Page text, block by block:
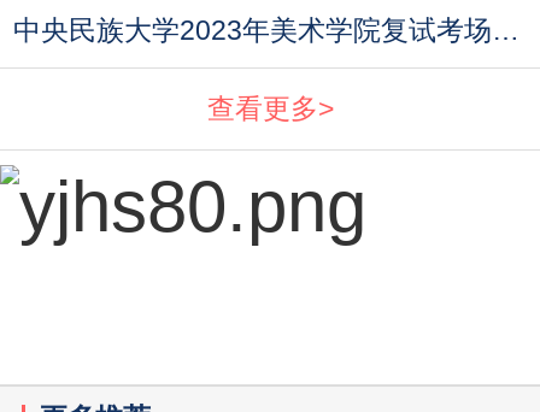
中央民族大学2023年美术学院复试考场规则与考
查看更多>